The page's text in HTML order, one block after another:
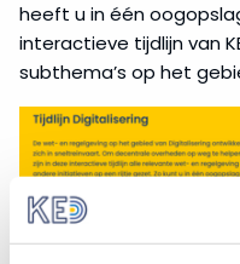
heeft u in één
interactieve tijdlijn van
subthema’s op het